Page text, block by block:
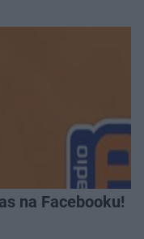
na Facebooku!